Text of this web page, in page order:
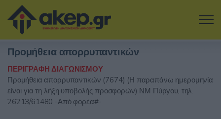
Μετάβαση στο κύριο περιεχόμενο
Η εταιρία
Αναζήτηση Διαγωνισμών
Δοκιμάστε την Υπηρεσία
Προμήθεια απορρυπαντικών
ΠΕΡΙΓΡΑΦΗ ΔΙΑΓΩΝΙΣΜΟΥ
Προμήθεια απορρυπαντικών (7674) (Η παραπάνω ημερομηνία
είναι για τη λήξη υποβολής προσφορών) ΝΜ Πύργου, τηλ.
26213/61480 -Από φορέα#-